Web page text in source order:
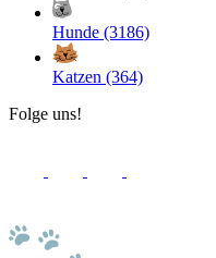
Hunde (3186)
Katzen (364)
Folge uns!